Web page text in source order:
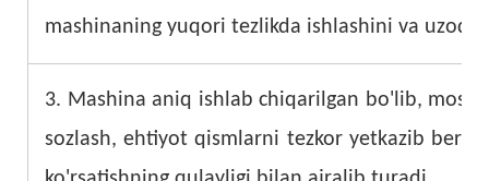
mashinaning yuqori tezlikda ishlashini va uzoq
3. Mashina aniq ishlab chiqarilgan bo'lib,
sozlash, ehtiyot qismlarni tezkor yetkazib